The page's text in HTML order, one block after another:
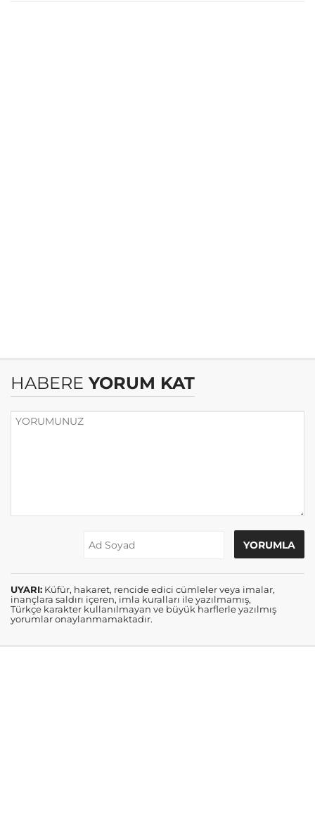
HABERE YORUM KAT
UYARI: Küfür, hakaret, rencide edici cümleler veya imalar,
inançlara saldırı içeren, imla kuralları ile yazılmamış,
Türkçe karakter kullanılmayan ve büyük harflerle yazılmış
yorumlar onaylanmamaktadır.